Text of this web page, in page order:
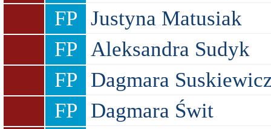
FP Justyna Matusiak
FP Aleksandra Sudyk
FP
Dagmara
FP
Dagmara Świt